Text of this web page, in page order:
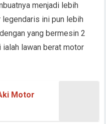
menjadi lebih
ini pun lebih
yang bermesin 2
lawan berat motor
Motor